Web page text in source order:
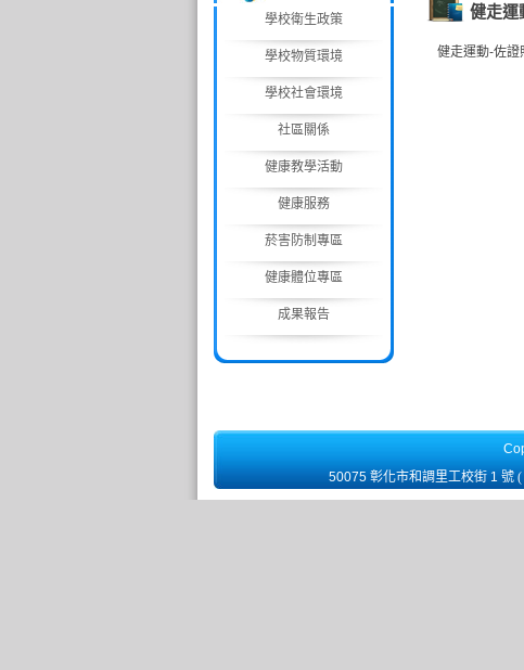
學校衛生政策
學校物質環境
學校社會環境
社區關係
健康教學活動
健康服務
菸害防制專區
健康體位專區
成果報告
健走運
健走運動-佐證
50075 彰化市和調里工校街 1 號 (